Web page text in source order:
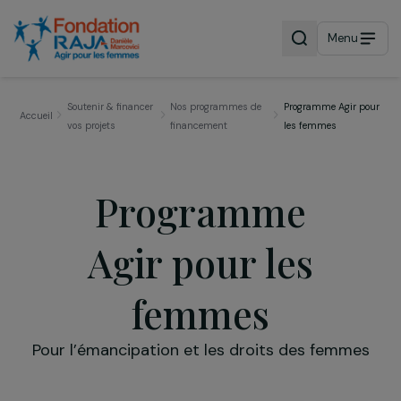
Menu
Programme
Agir pour les
femmes